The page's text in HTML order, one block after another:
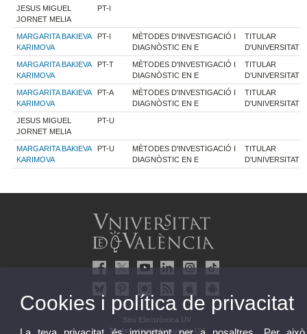
JESUS MIGUEL
JORNET MELIA
PT-I
MARGARITA BAKIEVA
KARIMOVA
PT-I
MÈTODES D'INVESTIGACIÓ I
DIAGNÒSTIC EN E
TITULAR
D'UNIVERSITAT
MARGARITA BAKIEVA
KARIMOVA
PT-T
MÈTODES D'INVESTIGACIÓ I
DIAGNÒSTIC EN E
TITULAR
D'UNIVERSITAT
MARGARITA BAKIEVA
KARIMOVA
PT-A
MÈTODES D'INVESTIGACIÓ I
DIAGNÒSTIC EN E
TITULAR
D'UNIVERSITAT
JESUS MIGUEL
JORNET MELIA
PT-U
MARGARITA BAKIEVA
KARIMOVA
PT-U
MÈTODES D'INVESTIGACIÓ I
DIAGNÒSTIC EN E
TITULAR
D'UNIVERSITAT
Seu Electrònica UV
Tauler oficial d'anuncis UV
Cookies i política de privacitat